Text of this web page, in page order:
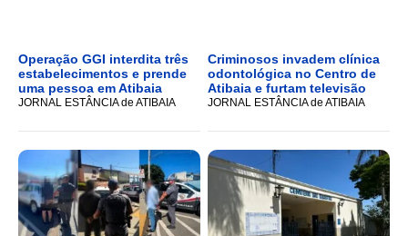
Operação GGI interdita três
estabelecimentos e prende
uma pessoa em Atibaia
JORNAL ESTÂNCIA de ATIBAIA
Criminosos invadem clínica
odontológica no Centro de
Atibaia e furtam televisão
JORNAL ESTÂNCIA de ATIBAIA